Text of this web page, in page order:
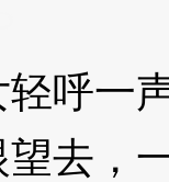
呼一
，一